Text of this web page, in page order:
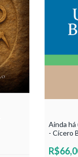
Ainda há
- Cícero